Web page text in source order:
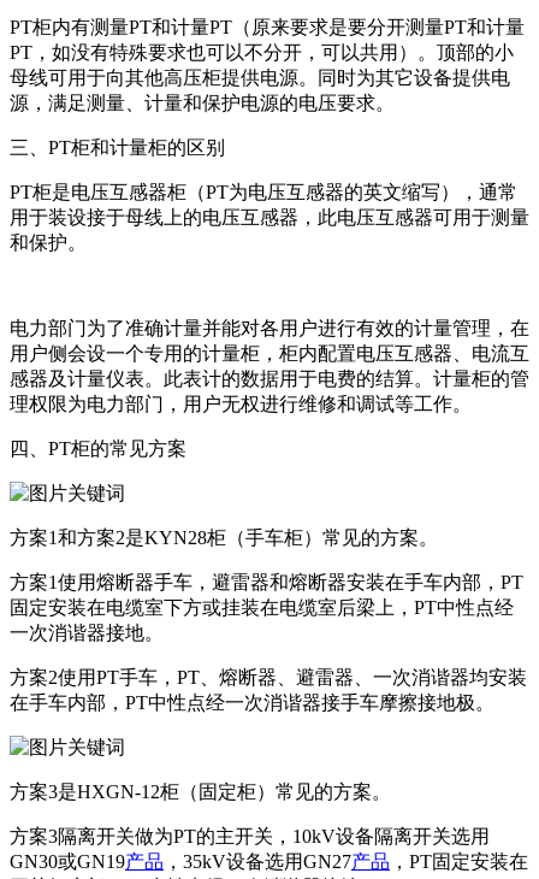
PT柜内有测量PT和计量PT（原来要求是要分开测量PT和计量
PT，如没有特殊要求也可以不分开，可以共用）。顶部的小
母线可用于向其他高压柜提供电源。同时为其它设备提供电
源，满足测量、计量和保护电源的电压要求。
三、PT柜和计量柜的区别
PT柜是电压互感器柜（PT为电压互感器的英文缩写），通常
用于装设接于母线上的电压互感器，此电压互感器可用于测量
和保护。
电力部门为了准确计量并能对各用户进行有效的计量管理，在
用户侧会设一个专用的计量柜，柜内配置电压互感器、电流互
感器及计量仪表。此表计的数据用于电费的结算。计量柜的管
理权限为电力部门，用户无权进行维修和调试等工作。
四、PT柜的常见方案
方案1和方案2是KYN28柜（手车柜）常见的方案。
方案1使用熔断器手车，避雷器和熔断器安装在手车内部，PT
固定安装在电缆室下方或挂装在电缆室后梁上，PT中性点经
一次消谐器接地。
方案2使用PT手车，PT、熔断器、避雷器、一次消谐器均安装
在手车内部，PT中性点经一次消谐器接手车摩擦接地极。
方案3是HXGN-12柜（固定柜）常见的方案。
方案3隔离开关做为PT的主开关，10kV设备隔离开关选用
GN30或GN19产品 ，35kV设备选用GN27产品 ，PT固定安装在